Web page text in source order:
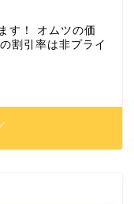
す！ オムツの価
割引率は非プライ